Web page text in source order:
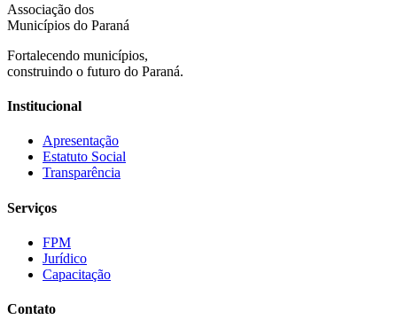
Associação dos
Municípios do Paraná
Fortalecendo municípios,
construindo o futuro do Paraná.
Institucional
Apresentação
Estatuto Social
Transparência
Serviços
FPM
Jurídico
Capacitação
Contato